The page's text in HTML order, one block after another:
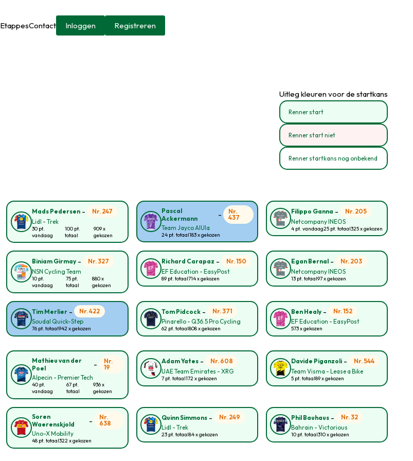
EtappesContact Inloggen Registreren
Uitleg kleuren voor de startkans
Renner start
Renner start niet
Renner startkans nog onbekend
Mads Pedersen-
Nr. 247
Lidl - Trek
30 pt.
vandaag
100 pt.
totaal
909 x
gekozen
Pascal
Ackermann
-
Nr.
437
Team Jayco AlUla
24 pt. totaal183 x gekozen
Filippo Ganna -
Nr. 205
Netcompany INEOS
4 pt. vandaag25 pt. totaal325 x gekozen
Biniam Girmay-
Nr. 327
NSN Cycling Team
10 pt.
vandaag
75 pt.
totaal
880 x
gekozen
Richard Carapaz -
Nr. 150
EF Education - EasyPost
89 pt. totaal714 x gekozen
Egan Bernal-
Nr. 203
Netcompany INEOS
13 pt. totaal97 x gekozen
Tim Merlier-
Nr. 422
Soudal Quick-Step
76 pt. totaal942 x gekozen
Tom Pidcock-
Nr. 371
Pinarello - Q36.5 Pro Cycling
62 pt. totaal808 x gekozen
Ben Healy-
Nr. 152
EF Education - EasyPost
573 x gekozen
Mathieu van der
Poel
-
Nr.
19
Alpecin - Premier Tech
40 pt.
vandaag
67 pt.
totaal
936 x
gekozen
Adam Yates-
Nr. 608
UAE Team Emirates - XRG
7 pt. totaal172 x gekozen
Davide Piganzoli-
Nr. 544
Team Visma - Lease a Bike
5 pt. totaal89 x gekozen
Soren
Waerenskjold
-
Nr.
638
Uno-X Mobility
48 pt. totaal322 x gekozen
Quinn Simmons-
Nr. 249
Lidl - Trek
23 pt. totaal84 x gekozen
Phil Bauhaus-
Nr. 32
Bahrain - Victorious
10 pt. totaal310 x gekozen